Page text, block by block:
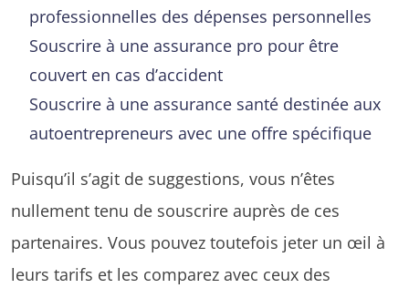
professionnelles des dépenses personnelles
Souscrire à une assurance pro pour être
couvert en cas d’accident
Souscrire à une assurance santé destinée aux
autoentrepreneurs avec une offre spécifique
Puisqu’il s’agit de suggestions, vous n’êtes
nullement tenu de souscrire auprès de ces
partenaires. Vous pouvez toutefois jeter un œil à
leurs tarifs et les comparez avec ceux des